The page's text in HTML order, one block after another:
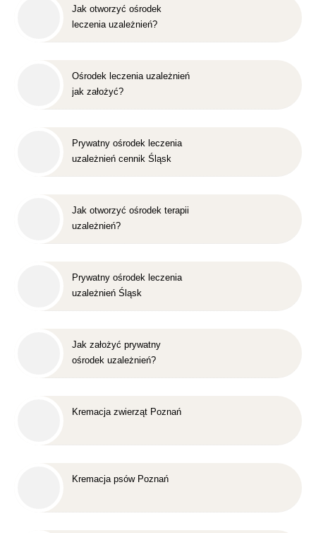
Jak otworzyć ośrodek
leczenia uzależnień?
Ośrodek leczenia uzależnień
jak założyć?
Prywatny ośrodek leczenia
uzależnień cennik Śląsk
Jak otworzyć ośrodek terapii
uzależnień?
Prywatny ośrodek leczenia
uzależnień Śląsk
Jak założyć prywatny
ośrodek uzależnień?
Kremacja zwierząt Poznań
Kremacja psów Poznań